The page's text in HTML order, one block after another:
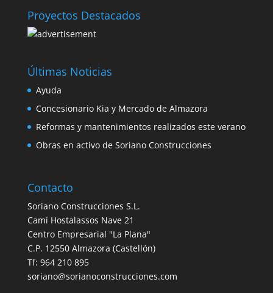
Proyectos Destacados
Últimas Noticias
Ayuda
Concesionario Kia y Mercado de Almazora
Reformas y mantenimientos realizados este verano
Obras en activo de Soriano Construcciones
Contacto
Soriano Construcciones S.L.
Camí Hostalassos Nave 21
Centro Empresarial "La Plana"
C.P. 12550 Almazora (Castellón)
Tf: 964 210 895
soriano@sorianoconstrucciones.com